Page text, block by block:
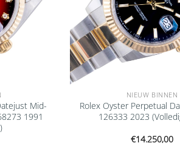
Mid-
1991
NIEUW BINNEN
Rolex Oyster Perpetual
126333 2023
€14.250,00